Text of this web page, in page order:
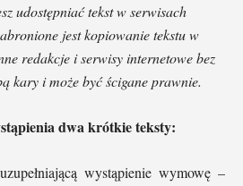
udostępniać tekst w serwisach
jest kopiowanie tekstu w
redakcje i serwisy internetowe bez
kary i może być ścigane prawnie.
dwa krótkie teksty:
wystąpienie wymowę –